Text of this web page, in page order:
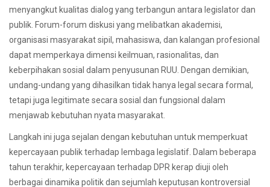
menyangkut kualitas dialog yang terbangun antara legislator dan
publik. Forum-forum diskusi yang melibatkan akademisi,
organisasi masyarakat sipil, mahasiswa, dan kalangan profesional
dapat memperkaya dimensi keilmuan, rasionalitas, dan
keberpihakan sosial dalam penyusunan RUU. Dengan demikian,
undang-undang yang dihasilkan tidak hanya legal secara formal,
tetapi juga legitimate secara sosial dan fungsional dalam
menjawab kebutuhan nyata masyarakat.
Langkah ini juga sejalan dengan kebutuhan untuk memperkuat
kepercayaan publik terhadap lembaga legislatif. Dalam beberapa
tahun terakhir, kepercayaan terhadap DPR kerap diuji oleh
berbagai dinamika politik dan sejumlah keputusan kontroversial